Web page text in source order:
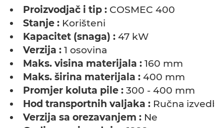
Proizvodjač i tip : COSMEC 400
Stanje : Korišteni
Kapacitet (snaga) : 47 kW
Verzija : 1 osovina
Maks. visina materijala : 160 mm
Maks. širina materijala : 400 mm
Promjer koluta pile : 300 - 400 mm
Hod transportnih valjaka : Ručna izvedba
Verzija sa orezavanjem : Ne